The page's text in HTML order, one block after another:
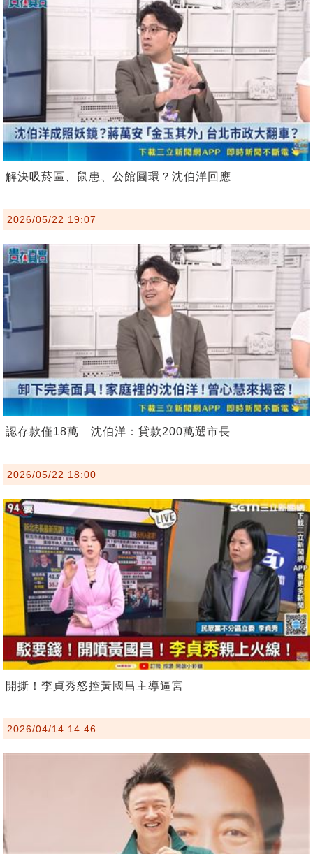
解決吸菸區、鼠患、公館圓環？沈伯洋回應
2026/05/22 19:07
認存款僅18萬 沈伯洋：貸款200萬選市長
2026/05/22 18:00
開撕！李貞秀怒控黃國昌主導逼宮
2026/04/14 14:46